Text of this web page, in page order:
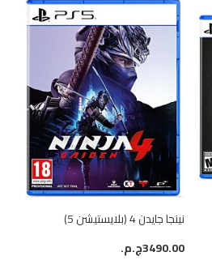
لقائمة
الرغبات
إلى
المقارنة
نينجا جايدن 4 (بلايستيشن 5)
3490.00ج.م.‏